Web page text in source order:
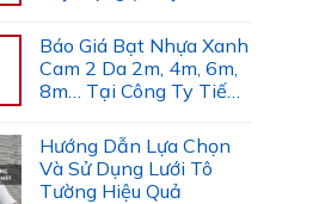
Báo Giá Bạt Nhựa Xanh
Cam 2 Da 2m, 4m, 6m,
8m… Tại Công Ty Tiến
Hướng Dẫn Lựa Chọn
Và Sử Dụng Lưới Tô
Tường Hiệu Quả